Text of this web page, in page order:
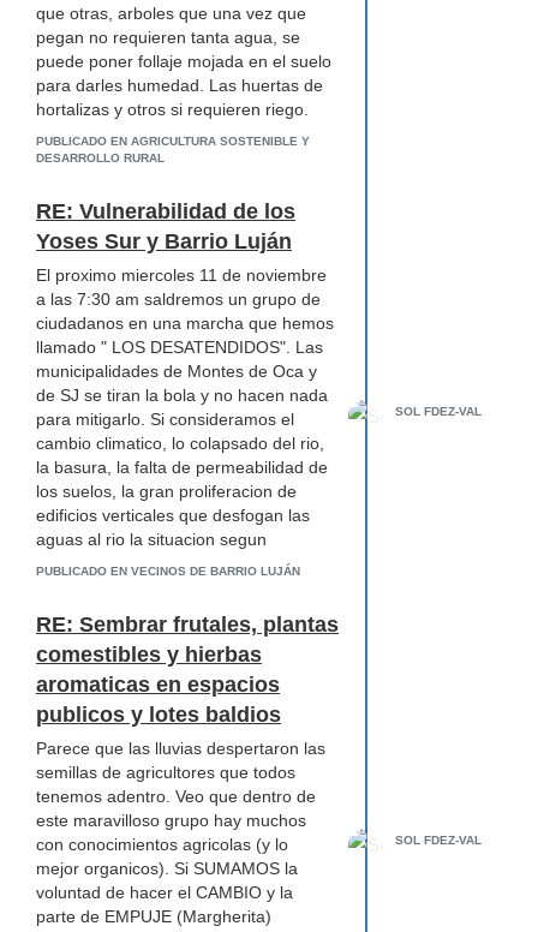
que otras, arboles que una vez que
pegan no requieren tanta agua, se
puede poner follaje mojada en el suelo
para darles humedad. Las huertas de
hortalizas y otros si requieren riego.
Dependiendo de donde esten los
vecinos podrian turnarse
cercanos.
PUBLICADO EN AGRICULTURA SOSTENIBLE Y
DESARROLLO RURAL
RE: Vulnerabilidad de los
Yoses Sur y Barrio Luján
El proximo miercoles 11 de noviembre
a las 7:30 am saldremos un grupo de
ciudadanos en una marcha que hemos
llamado " LOS DESATENDIDOS". Las
municipalidades de Montes de Oca y
de SJ se tiran la bola y no hacen nada
para mitigarlo. Si consideramos el
cambio climatico, lo colapsado del rio,
la basura, la falta de permeabilidad de
los suelos, la gran proliferacion de
edificios verticales que desfogan las
aguas al rio la situacion segun
geologos y geografos, es CRITICA en
Mexico en Los Yoses hasta el
estacionamiento de la Dos Pinos. La
idea es caminar por el trayecto del Rio
Ocloro y visibilizar la fragilidad del
cauce , las amenazas del mismo a las
comunidades aledañas. Si gusta
acompañarnos lleve pancartas y
camista blanca. Nos iba a cubrir una
televisora pero no lo hara porque tiene
mordaza. Despues de ofrecernos x
cantidad de cosas pretenden que
hagamos una caminata a la par de las
orillas de un rio que no existe , que no
PUBLICADO EN VECINOS DE BARRIO LUJÁN
SOL FDEZ-VAL
RE: Sembrar frutales, plantas
comestibles y hierbas
aromaticas en espacios
publicos y lotes baldios
Parece que las lluvias despertaron las
semillas de agricultores que todos
tenemos adentro. Veo que dentro de
este maravilloso grupo hay muchos
con conocimientos agricolas (y lo
mejor organicos). Si SUMAMOS la
voluntad de hacer el CAMBIO y la
parte de EMPUJE (Margherita)
SOL FDEZ-VAL